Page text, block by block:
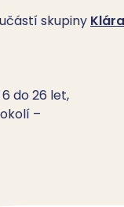
skupiny
do 26 let,
–